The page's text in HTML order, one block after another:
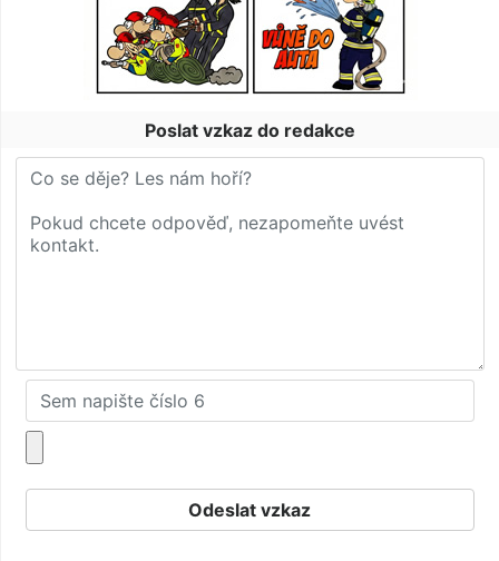
Poslat vzkaz do redakce